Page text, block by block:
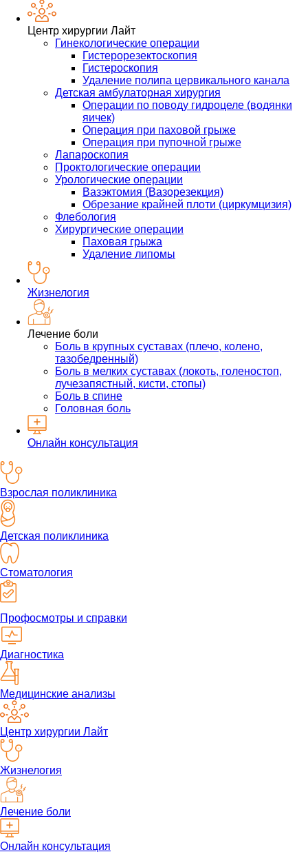
Центр хирургии Лайт
Гинекологические операции
Гистерорезектоскопия
Гистероскопия
Удаление полипа цервикального канала
Детская амбулаторная хирургия
Операции по поводу гидроцеле (водянки
яичек)
Операция при паховой грыже
Операция при пупочной грыже
Лапароскопия
Проктологические операции
Урологические операции
Вазэктомия (Вазорезекция)
Обрезание крайней плоти (циркумцизия)
Флебология
Хирургические операции
Паховая грыжа
Удаление липомы
Жизнелогия
Лечение боли
Боль в крупных суставах (плечо, колено,
тазобедренный)
Боль в мелких суставах (локоть, голеностоп,
лучезапястный, кисти, стопы)
Боль в спине
Головная боль
Онлайн консультация
Взрослая поликлиника
Детская поликлиника
Стоматология
Профосмотры и справки
Диагностика
Медицинские анализы
Центр хирургии Лайт
Жизнелогия
Лечение боли
Онлайн консультация